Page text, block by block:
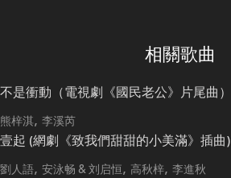
相關歌曲
不是衝動（電視劇《國民老公》片尾曲）
熊梓淇 李溪芮
壹起 (網劇《致我們甜甜的小美滿》插曲)
劉人語 安泳畅 & 刘启恒 高秋梓 李進秋